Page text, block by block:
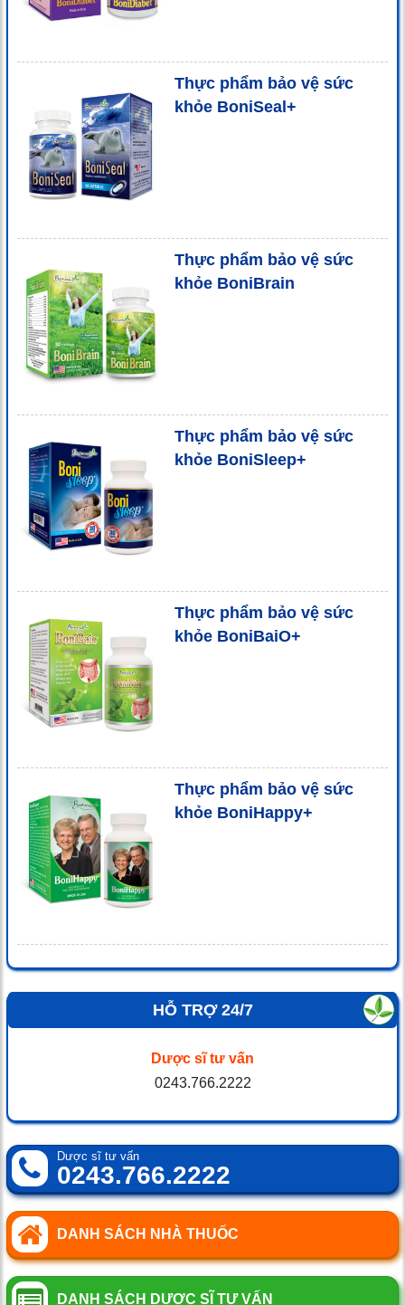
Thực phẩm bảo vệ sức
khỏe BoniSeal+
Thực phẩm bảo vệ sức
khỏe BoniBrain
Thực phẩm bảo vệ sức
khỏe BoniSleep+
Thực phẩm bảo vệ sức
khỏe BoniBaiO+
Thực phẩm bảo vệ sức
khỏe BoniHappy+
HỖ TRỢ 24/7
Dược sĩ tư vấn
0243.766.2222
Dược sĩ tư vấn
0243.766.2222
DANH SÁCH NHÀ THUỐC
DANH SÁCH DƯỢC SĨ TƯ VẤN